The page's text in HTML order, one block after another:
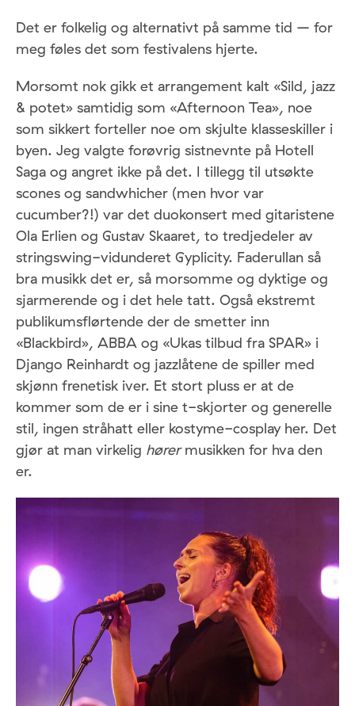
Det er folkelig og alternativt på samme tid – for
meg føles det som festivalens hjerte.
Morsomt nok gikk et arrangement kalt «Sild, jazz
& potet» samtidig som «Afternoon Tea», noe
som sikkert forteller noe om skjulte klasseskiller i
byen. Jeg valgte forøvrig sistnevnte på Hotell
Saga og angret ikke på det. I tillegg til utsøkte
scones og sandwhicher (men hvor var
cucumber?!) var det duokonsert med gitaristene
Ola Erlien og Gustav Skaaret, to tredjedeler av
stringswing-vidunderet Gyplicity. Faderullan så
bra musikk det er, så morsomme og dyktige og
sjarmerende og i det hele tatt. Også ekstremt
publikumsflørtende der de smetter inn
«Blackbird», ABBA og «Ukas tilbud fra SPAR» i
Django Reinhardt og jazzlåtene de spiller med
skjønn frenetisk iver. Et stort pluss er at de
kommer som de er i sine t-skjorter og generelle
stil, ingen stråhatt eller kostyme-cosplay her. Det
gjør at man virkelig hørermusikken for hva den
er.